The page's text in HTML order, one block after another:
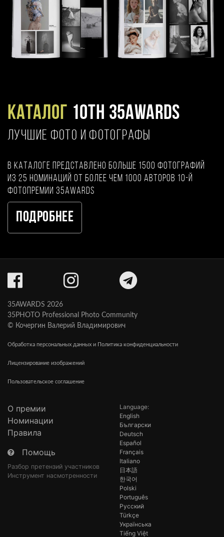
Каталог 10TH 35AWARDS
ЛУЧШИЕ ФОТО И ФОТОГРАФЫ
В каталоге представлено больше 1500 фотографий
из 25 номинаций от более чем 1000 авторов 10-й
фотопремии 35AWARDS
Подробнее
35AWARDS 2026
35PHOTO Professional Photo Community
© Кочергин Валерий Владимирович
Обработка персональных данных и Политика конфиденциальности
Лицензирование изображений
Пользовательское соглашение
О премии
Номинации
Правила
Помощь
Разбор претензий участников
Инструмент насмотренности
Language:
English
Български
Deutsch
Español
Français
Italiano
日本語
한국어
Polski
Português
Русский
Türkçe
Українська
Tiếng Việt